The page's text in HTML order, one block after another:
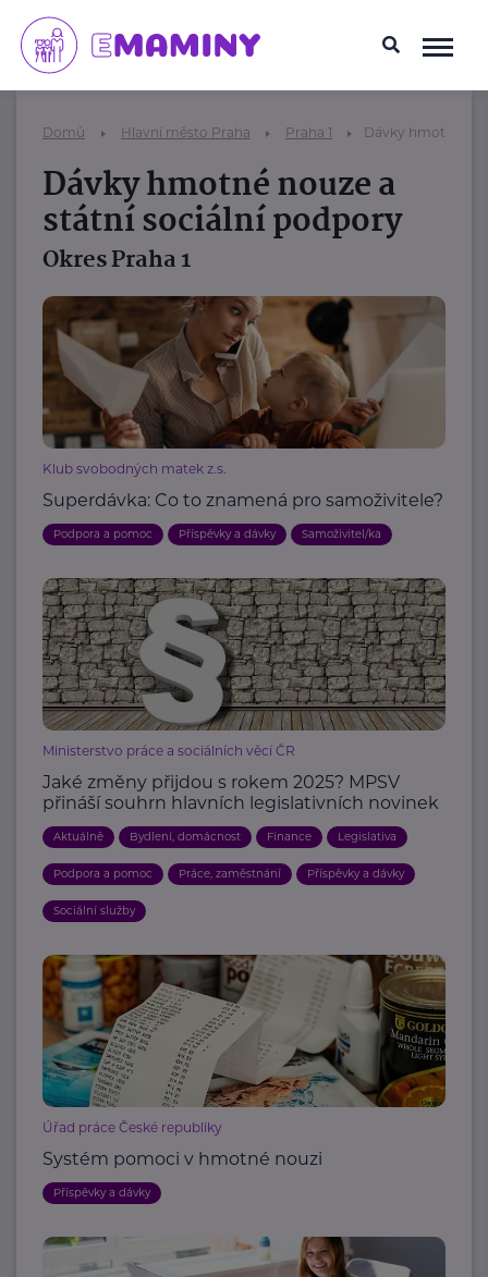
Domů Hlavní město Praha Praha 1 Dávky hmotné
Dávky hmotné nouze a
státní sociální podpory
Okres Praha 1
Klub svobodných matek z.s.
Superdávka: Co to znamená pro samoživitele?
Podpora a pomoc Příspěvky a dávky Samoživitel/ka
Ministerstvo práce a sociálních věcí ČR
Jaké změny přijdou s rokem 2025? MPSV
přináší souhrn hlavních legislativních novinek
Aktuálně Bydlení, domácnost Finance Legislativa
Podpora a pomoc Práce, zaměstnání Příspěvky a dávky
Sociální služby
Úřad práce České republiky
Systém pomoci v hmotné nouzi
Příspěvky a dávky